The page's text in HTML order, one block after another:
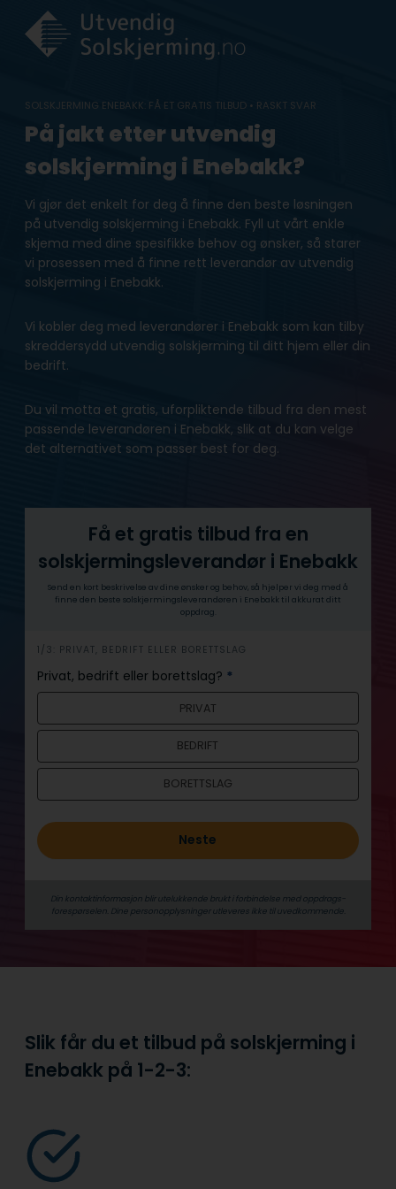
content
SOLSKJERMING ENEBAKK: FÅ ET GRATIS TILBUD • RASKT SVAR
På jakt etter utvendig
solskjerming i Enebakk?
Vi gjør det enkelt for deg å finne den beste løsningen
på utvendig solskjerming i Enebakk. Fyll ut vårt enkle
skjema med dine spesifikke behov og ønsker, så starer
vi prosessen med å finne rett leverandør av utvendig
solskjerming i Enebakk.
Vi kobler deg med leverandører i Enebakk som kan tilby
skreddersydd utvendig solskjerming til ditt hjem eller din
bedrift.
Du vil motta et gratis, uforpliktende tilbud fra den mest
passende leverandøren i Enebakk, slik at du kan velge
det alternativet som passer best for deg.
Få et gratis tilbud fra en
solskjermingsleverandør i Enebakk
Send en kort beskrivelse av dine ønsker og behov, så hjelper vi deg med å
finne den beste solskjermingsleverandøren i Enebakk til akkurat ditt
oppdrag.
h
e
r
1/3: PRIVAT, BEDRIFT ELLER BORETTSLAG
Privat, bedrift eller borettslag? *
PRIVAT
BEDRIFT
BORETTSLAG
Neste
Din kontaktinformasjon blir utelukkende brukt i forbindelse med oppdrags­
forespørselen. Dine person­­opplysninger utleveres ikke til uvedkommende.
Slik får du et tilbud på solskjerming i
Enebakk på 1-2-3: